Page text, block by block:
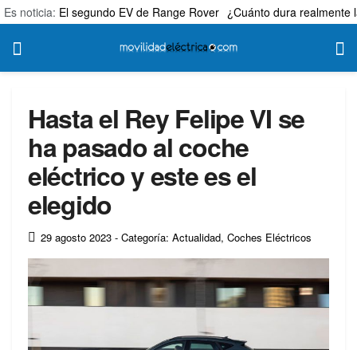
Es noticia: El segundo EV de Range Rover ¿Cuánto dura realmente
Hasta el Rey Felipe VI se
ha pasado al coche
eléctrico y este es el
elegido
29 agosto 2023 - Categoría: Actualidad, Coches Eléctricos